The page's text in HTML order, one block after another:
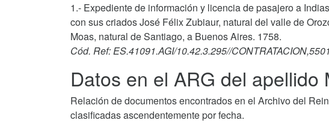
1.- Expediente de información y licencia de pasajero a
con sus criados José Félix Zubiaur, natural del valle de
Moas, natural de Santiago, a Buenos Aires. 1758.
Cód. Ref: ES.41091.AGI/10.42.3.295//
Datos en el ARG del apellido
Relación de documentos encontrados en el Archivo del
clasificadas ascendentemente por fecha.